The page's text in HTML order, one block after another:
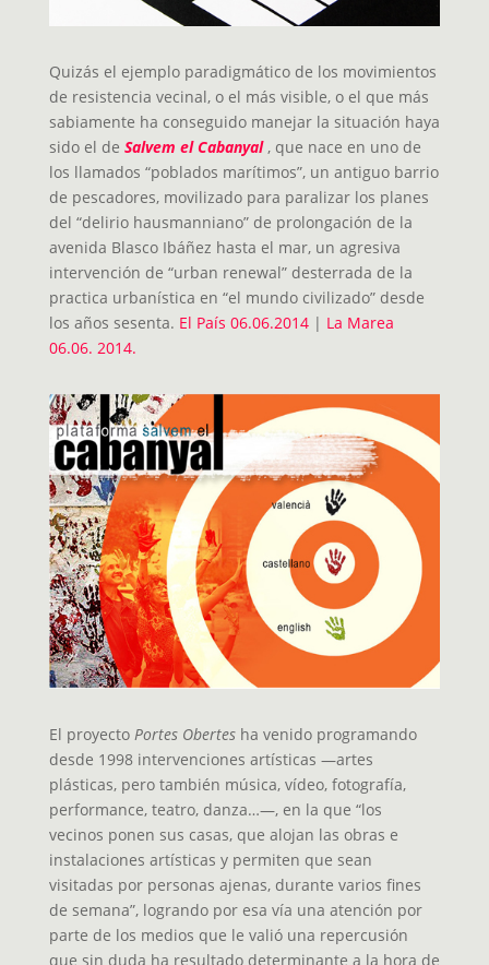
Quizás el ejemplo paradigmático de los movimientos
de resistencia vecinal, o el más visible, o el que más
sabiamente ha conseguido manejar la situación haya
sido el de Salvem el Cabanyal, que nace en uno de
los llamados “poblados marítimos”, un antiguo barrio
de pescadores, movilizado para paralizar los planes
del “delirio hausmanniano” de prolongación de la
avenida Blasco Ibáñez hasta el mar, un agresiva
intervención de “urban renewal” desterrada de la
practica urbanística en “el mundo civilizado” desde
los años sesenta. El País 06.06.2014| La Marea
06.06. 2014.
El proyecto Portes Obertesha venido programando
desde 1998 intervenciones artísticas —artes
plásticas, pero también música, vídeo, fotografía,
performance, teatro, danza…—, en la que “los
vecinos ponen sus casas, que alojan las obras e
instalaciones artísticas y permiten que sean
visitadas por personas ajenas, durante varios fines
de semana”, logrando por esa vía una atención por
parte de los medios que le valió una repercusión
que sin duda ha resultado determinante a la hora de